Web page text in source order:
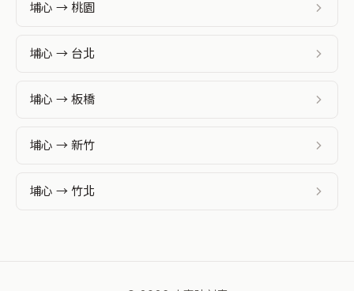
埔心 → 桃園
埔心 → 台北
埔心 → 板橋
埔心 → 新竹
埔心 → 竹北